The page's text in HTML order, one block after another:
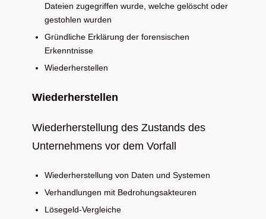
Dateien zugegriffen wurde, welche gelöscht oder
gestohlen wurden
Gründliche Erklärung der forensischen
Erkenntnisse
Wiederherstellen
Wiederherstellen
Wiederherstellung des Zustands des
Unternehmens vor dem Vorfall
Wiederherstellung von Daten und Systemen
Verhandlungen mit Bedrohungsakteuren
Lösegeld-Vergleiche